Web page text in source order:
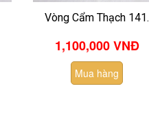
Vòng Cẩm Thạch 141.
1,100,000 VNĐ
Mua hàng